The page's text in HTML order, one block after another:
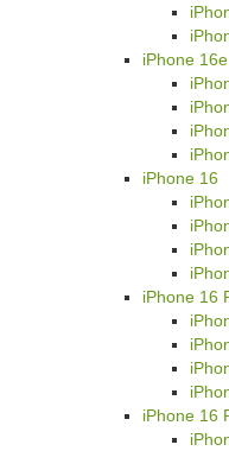
iPhone 16e
iPhone 16
iPhone 16
iPhone 16